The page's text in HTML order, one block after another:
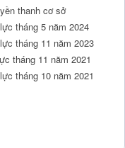
thanh cơ sở
tháng 5 năm 2024
tháng 11 năm 2023
tháng 11 năm 2021
tháng 10 năm 2021